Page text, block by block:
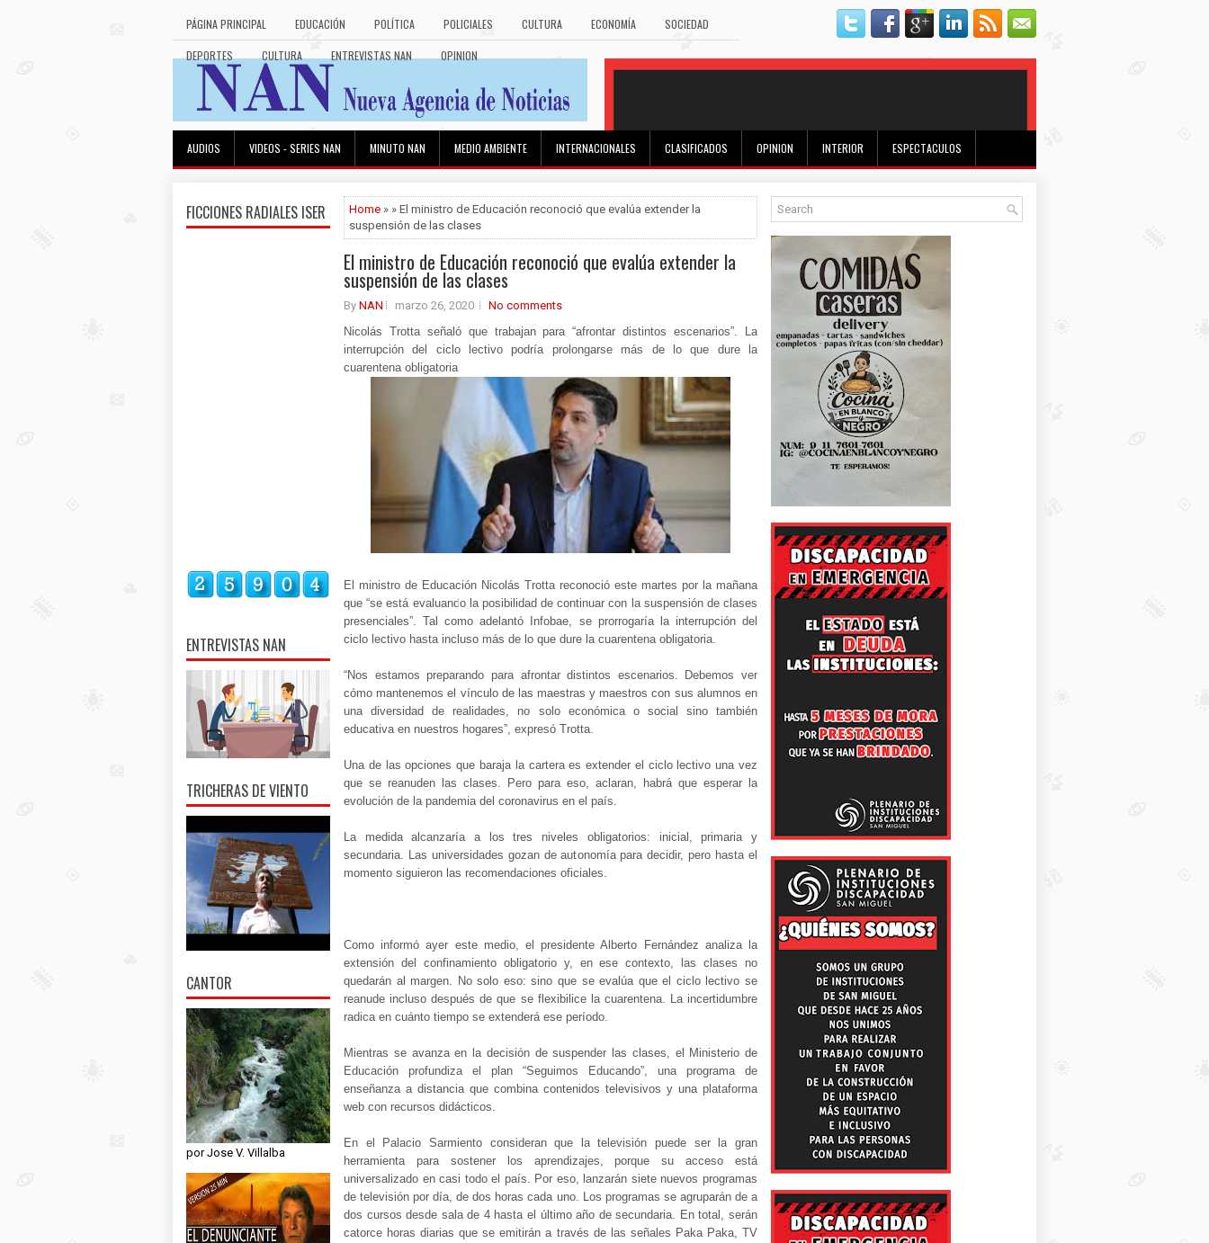
PÁGINA PRINCIPAL EDUCACIÓN POLÍTICA POLICIALES CULTURA ECONOMÍA SOCIEDAD
DEPORTES CULTURA ENTREVISTAS NAN OPINION
AUDIOS VIDEOS - SERIES NAN MINUTO NAN MEDIO AMBIENTE INTERNACIONALES CLASIFICADOS OPINION INTERIOR ESPECTACULOS
FICCIONES RADIALES ISER
ENTREVISTAS NAN
TRICHERAS DE VIENTO
CANTOR
por Jose V. Villalba
Home » » El ministro de Educación reconoció que evalúa extender la
suspensión de las clases
El ministro de Educación reconoció que evalúa extender la
suspensión de las clases
By NAN marzo 26, 2020
No comments
Nicolás Trotta señaló que trabajan para “afrontar distintos escenarios”. La
interrupción del ciclo lectivo podría prolongarse más de lo que dure la
cuarentena obligatoria
El ministro de Educación Nicolás Trotta reconoció este martes por la mañana
que “se está evaluando la posibilidad de continuar con la suspensión de clases
presenciales”. Tal como adelantó Infobae, se prorrogaría la interrupción del
ciclo lectivo hasta incluso más de lo que dure la cuarentena obligatoria.
“Nos estamos preparando para afrontar distintos escenarios. Debemos ver
cómo mantenemos el vínculo de las maestras y maestros con sus alumnos en
una diversidad de realidades, no solo económica o social sino también
educativa en nuestros hogares”, expresó Trotta.
Una de las opciones que baraja la cartera es extender el ciclo lectivo una vez
que se reanuden las clases. Pero para eso, aclaran, habrá que esperar la
evolución de la pandemia del coronavirus en el país.
La medida alcanzaría a los tres niveles obligatorios: inicial, primaria y
secundaria. Las universidades gozan de autonomía para decidir, pero hasta el
momento siguieron las recomendaciones oficiales.
Como informó ayer este medio, el presidente Alberto Fernández analiza la
extensión del confinamiento obligatorio y, en ese contexto, las clases no
quedarán al margen. No solo eso: sino que se evalúa que el ciclo lectivo se
reanude incluso después de que se flexibilice la cuarentena. La incertidumbre
radica en cuánto tiempo se extenderá ese período.
Mientras se avanza en la decisión de suspender las clases, el Ministerio de
Educación profundiza el plan “Seguimos Educando”, una programa de
enseñanza a distancia que combina contenidos televisivos y una plataforma
web con recursos didácticos.
En el Palacio Sarmiento consideran que la televisión puede ser la gran
herramienta para sostener los aprendizajes, porque su acceso está
universalizado en casi todo el país. Por eso, lanzarán siete nuevos programas
de televisión por día, de dos horas cada uno. Los programas se agruparán de a
dos cursos desde sala de 4 hasta el último año de secundaria. En total, serán
catorce horas diarias que se emitirán a través de las señales Paka Paka, TV